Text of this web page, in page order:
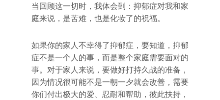
当回顾这一切时，我体会到：抑郁症对我和家
庭来说，是苦难，也是化妆了的祝福。
如果你的家人不幸得了抑郁症，要知道，抑郁
症不是一个人的事，而是整个家庭需要面对的
事。对于家人来说，要做好打持久战的准备，
因为情况很可能不是一朝一夕就会改善，需要
你们付出极大的爱、忍耐和帮助，彼此扶持，